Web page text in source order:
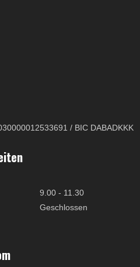
/ BIC DABADKKK
9.00 - 11.30
Geschlossen